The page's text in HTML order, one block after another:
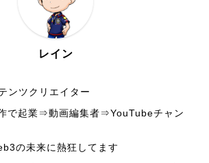
レイン
ンツクリエイター
で起業⇒動画編集者⇒YouTubeチャン
の未来に熱狂してます